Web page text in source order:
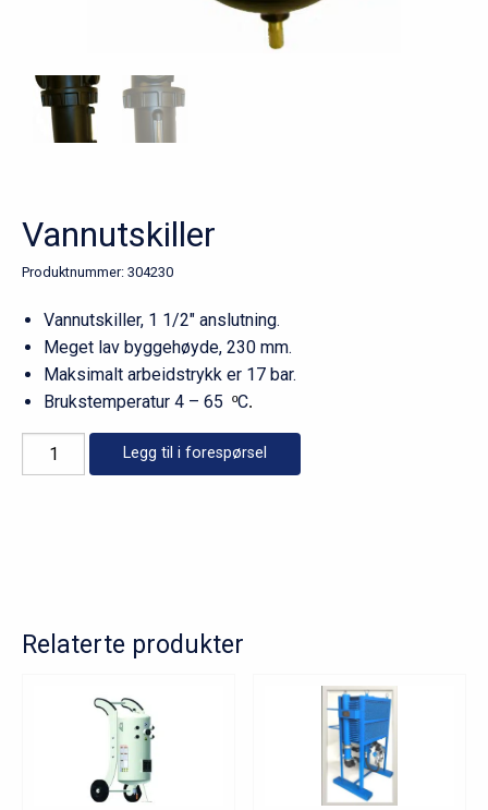
Vannutskiller
Produktnummer: 304230
Vannutskiller, 1 1/2″ anslutning.
Meget lav byggehøyde, 230 mm.
Maksimalt arbeidstrykk er 17 bar.
Brukstemperatur 4 – 65 ºC.
Vannutskiller
antall
Legg til i forespørsel
Relaterte produkter